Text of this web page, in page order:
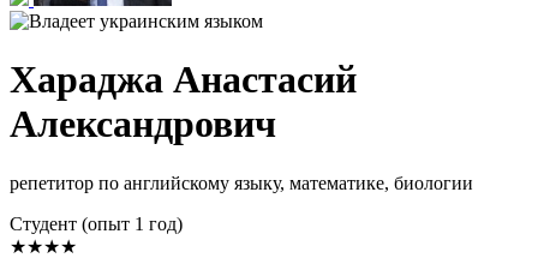
Хараджа Анастасий
Александрович
репетитор по английскому языку, математике, биологии
Cтудент (опыт 1 год)
★★★★